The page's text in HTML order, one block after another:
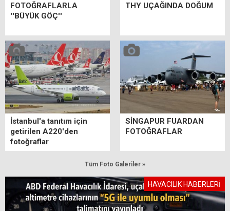
FOTOĞRAFLARLA
''BÜYÜK GÖÇ''
THY UÇAĞINDA DOĞUM
İstanbul'a tanıtım için
getirilen A220'den
fotoğraflar
SİNGAPUR FUARDAN
FOTOĞRAFLAR
Tüm Foto Galeriler »
HAVACILIK HABERLERİ